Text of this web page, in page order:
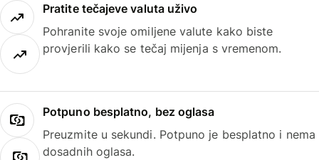
Pratite tečajeve valuta uživo
Pohranite svoje omiljene valute kako biste
provjerili kako se tečaj mijenja s vremenom.
Potpuno besplatno, bez oglasa
Preuzmite u sekundi. Potpuno je besplatno i nema
dosadnih oglasa.